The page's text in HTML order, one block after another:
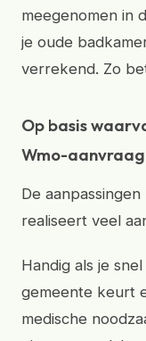
meegenomen in
je oude
verrekend. Zo
Op basis
Wmo-
De
realiseert veel
Handig als je
gemeente keurt
medische